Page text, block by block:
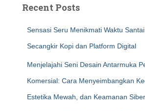
Recent Posts
Sensasi Seru Menikmati Waktu
Secangkir Kopi dan Platform Digital
Menjelajahi Seni Desain Antarmuka
Komersial: Cara Menyeimbangkan
Estetika Mewah, dan Keamanan Siber